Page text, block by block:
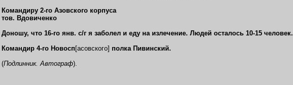
Командиру 2-го Азовского корпуса
тов. Вдовиченко
Доношу, что 16-го янв. с/г я заболел и еду на излечение. Людей осталось 10-15 человек.
Командир 4-го Новосп [асовского] полка Пивинский.
(Подлинник. Автограф).